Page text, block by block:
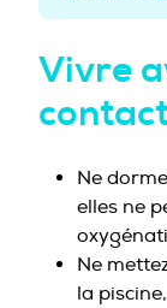
Vivre
Ne
elles ne
Ne
la